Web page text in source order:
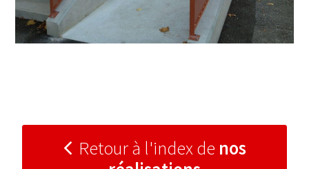
Retour à l'index de nos